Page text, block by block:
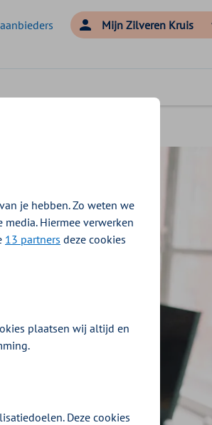
Mijn Zilveren Kruis
je hebben. Zo weten we
Hiermee verwerken
13 partners deze cookies
plaatsen wij altijd en
Deze cookies